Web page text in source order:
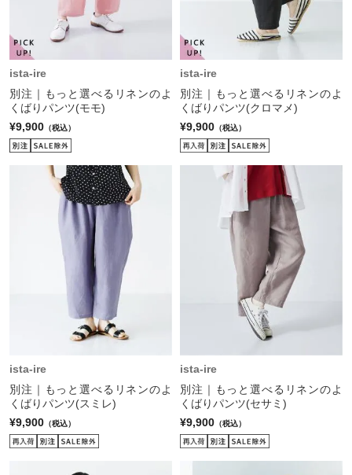
ista-ire
別注｜もっと選べるリネンのよ
くばりパンツ(モモ)
¥9,900 （税込）
ista-ire
別注｜もっと選べるリネンのよ
くばりパンツ(クロマメ)
¥9,900 （税込）
ista-ire
別注｜もっと選べるリネンのよ
くばりパンツ(スミレ)
¥9,900 （税込）
ista-ire
別注｜もっと選べるリネンのよ
くばりパンツ(セサミ)
¥9,900 （税込）